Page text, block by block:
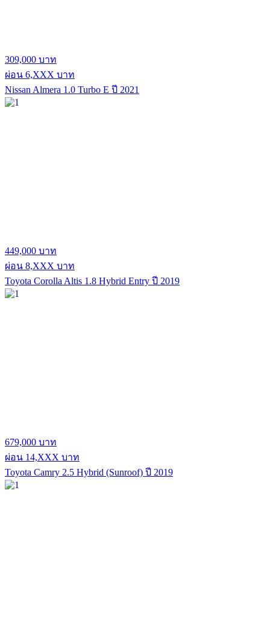
309,000 บาท
ผ่อน 6,XXX บาท
Nissan Almera 1.0 Turbo E ปี 2021
449,000 บาท
ผ่อน 8,XXX บาท
Toyota Corolla Altis 1.8 Hybrid Entry ปี 2019
679,000 บาท
ผ่อน 14,XXX บาท
Toyota Camry 2.5 Hybrid (Sunroof) ปี 2019